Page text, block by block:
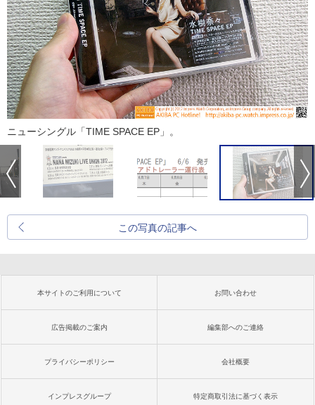
ニューシングル「TIME SPACE EP」。
この写真の記事へ
本サイトのご利用について お問い合わせ
広告掲載のご案内 編集部へのご連絡
プライバシーポリシー 会社概要
インプレスグループ 特定商取引法に基づく表示